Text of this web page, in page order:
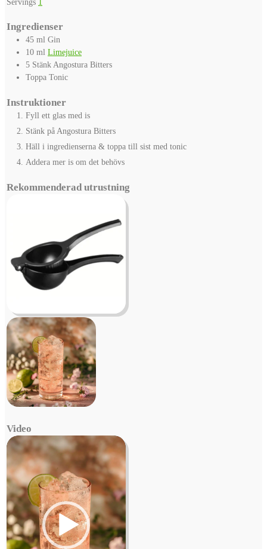
Ingredienser
45 ml Gin
10 ml Limejuice
5 StänkAngostura Bitters
Toppa Tonic
Instruktioner
Fyll ett glas med is
Stänk på Angostura Bitters
Häll i ingredienserna & toppa till sist med tonic
Addera mer is om det behövs
Rekommenderad utrustning
Video
Video
Player